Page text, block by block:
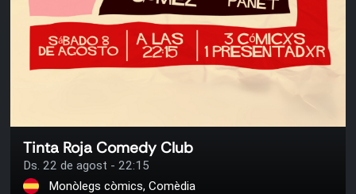
Tinta Roja Comedy Club
Ds. 22 de agost - 22:15
Monòlegs còmics, Comèdia